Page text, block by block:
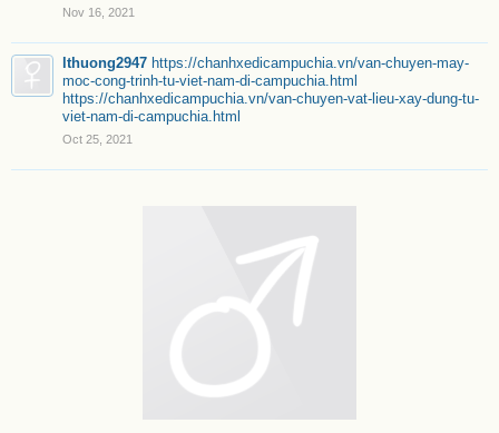
Nov 16, 2021
lthuong2947 https://chanhxedicampuchia.vn/van-chuyen-may-
moc-cong-trinh-tu-viet-nam-di-campuchia.html
https://chanhxedicampuchia.vn/van-chuyen-vat-lieu-xay-dung-tu-
viet-nam-di-campuchia.html
Oct 25, 2021